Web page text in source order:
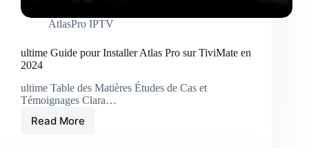
AtlasPro IPTV
ultime Guide pour Installer Atlas Pro sur TiviMate en
2024
ultime Table des Matières Études de Cas et
Témoignages Clara…
Read More
ultime